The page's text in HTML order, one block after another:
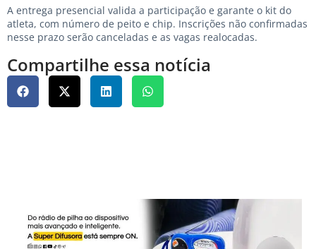
A entrega presencial valida a participação e garante o kit do
atleta, com número de peito e chip. Inscrições não confirmadas
nesse prazo serão canceladas e as vagas realocadas.
Compartilhe essa notícia